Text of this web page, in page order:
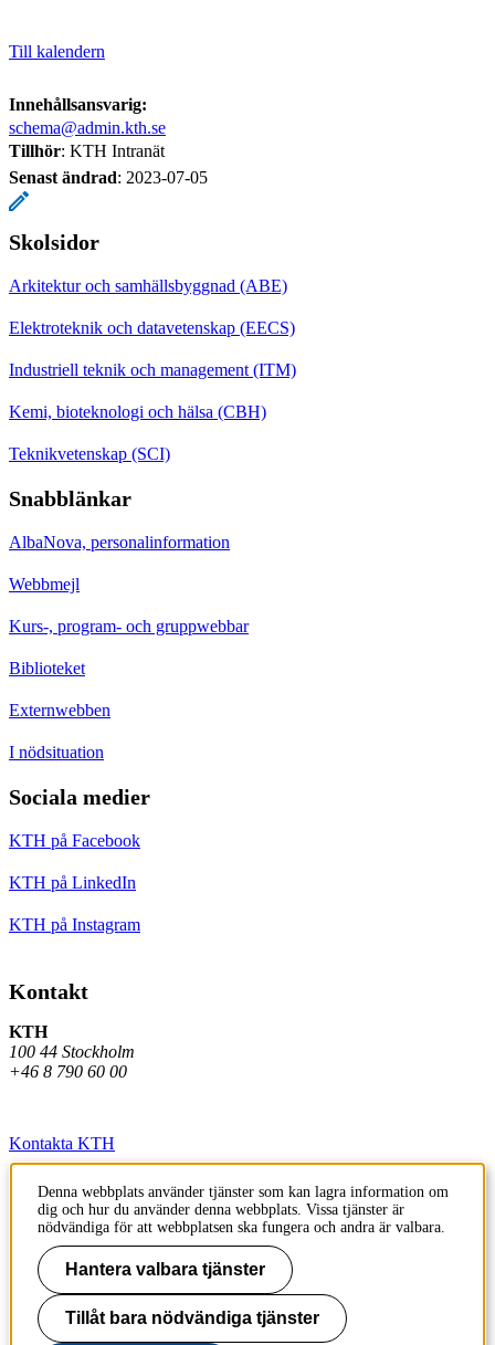
Till kalendern
Innehållsansvarig:
schema@admin.kth.se
Tillhör: KTH Intranät
Senast ändrad: 2023-07-05
Skolsidor
Arkitektur och samhällsbyggnad (ABE)
Elektroteknik och datavetenskap (EECS)
Industriell teknik och management (ITM)
Kemi, bioteknologi och hälsa (CBH)
Teknikvetenskap (SCI)
Snabblänkar
AlbaNova, personalinformation
Webbmejl
Kurs-, program- och gruppwebbar
Biblioteket
Externwebben
I nödsituation
Sociala medier
KTH på Facebook
KTH på LinkedIn
KTH på Instagram
Kontakt
KTH
100 44 Stockholm
+46 8 790 60 00
Kontakta KTH
Jobba på KTH
Press och media
Faktura och betalning KTH
Om KTH:s webbplatser
Denna webbplats använder tjänster som kan lagra information om
dig och hur du använder denna webbplats. Vissa tjänster är
nödvändiga för att webbplatsen ska fungera och andra är valbara.
Hantera valbara tjänster
Tillåt bara nödvändiga tjänster